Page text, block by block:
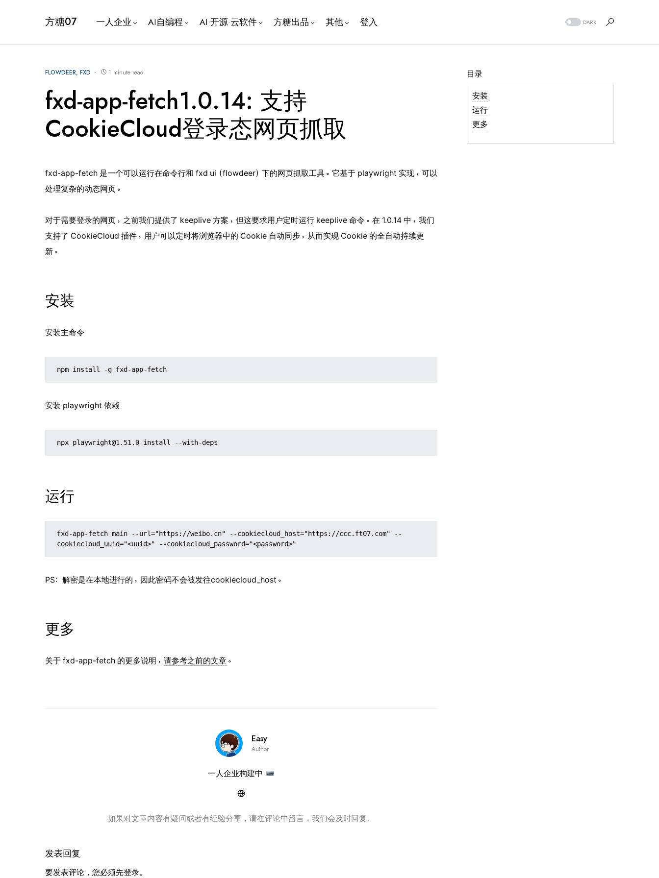
方糖07 一人企业 AI自编程 AI·开源·云软件 方糖出品 其他 登入 DARK
FLOWDEER FXD 1 minute read
fxd-app-fetch1.0.14: 支持
CookieCloud登录态网页抓取
fxd-app-fetch 是一个可以运行在命令行和 fxd ui（flowdeer）下的网页抓取工具。它基于 playwright 实现，可以
处理复杂的动态网页。
对于需要登录的网页，之前我们提供了 keeplive 方案，但这要求用户定时运行 keeplive 命令。在 1.0.14 中，我们
支持了 CookieCloud 插件，用户可以定时将浏览器中的 Cookie 自动同步，从而实现 Cookie 的全自动持续更
新。
安装
安装主命令
npm install -g fxd-app-fetch
安装 playwright 依赖
npx playwright@1.51.0 install --with-deps
运行
fxd-app-fetch main --url="https://weibo.cn" --cookiecloud_host="https://ccc.ft07.com" --
cookiecloud_uuid="<uuid>" --cookiecloud_password="<password>"
PS：解密是在本地进行的，因此密码不会被发往cookiecloud_host。
更多
关于 fxd-app-fetch 的更多说明， 请参考之前的文章 。
Easy
Author
一人企业构建中
如果对文章内容有疑问或者有经验分享，请在评论中留言，我们会及时回复。
发表回复
要发表评论，您必须先登录。
目录
安装
运行
更多